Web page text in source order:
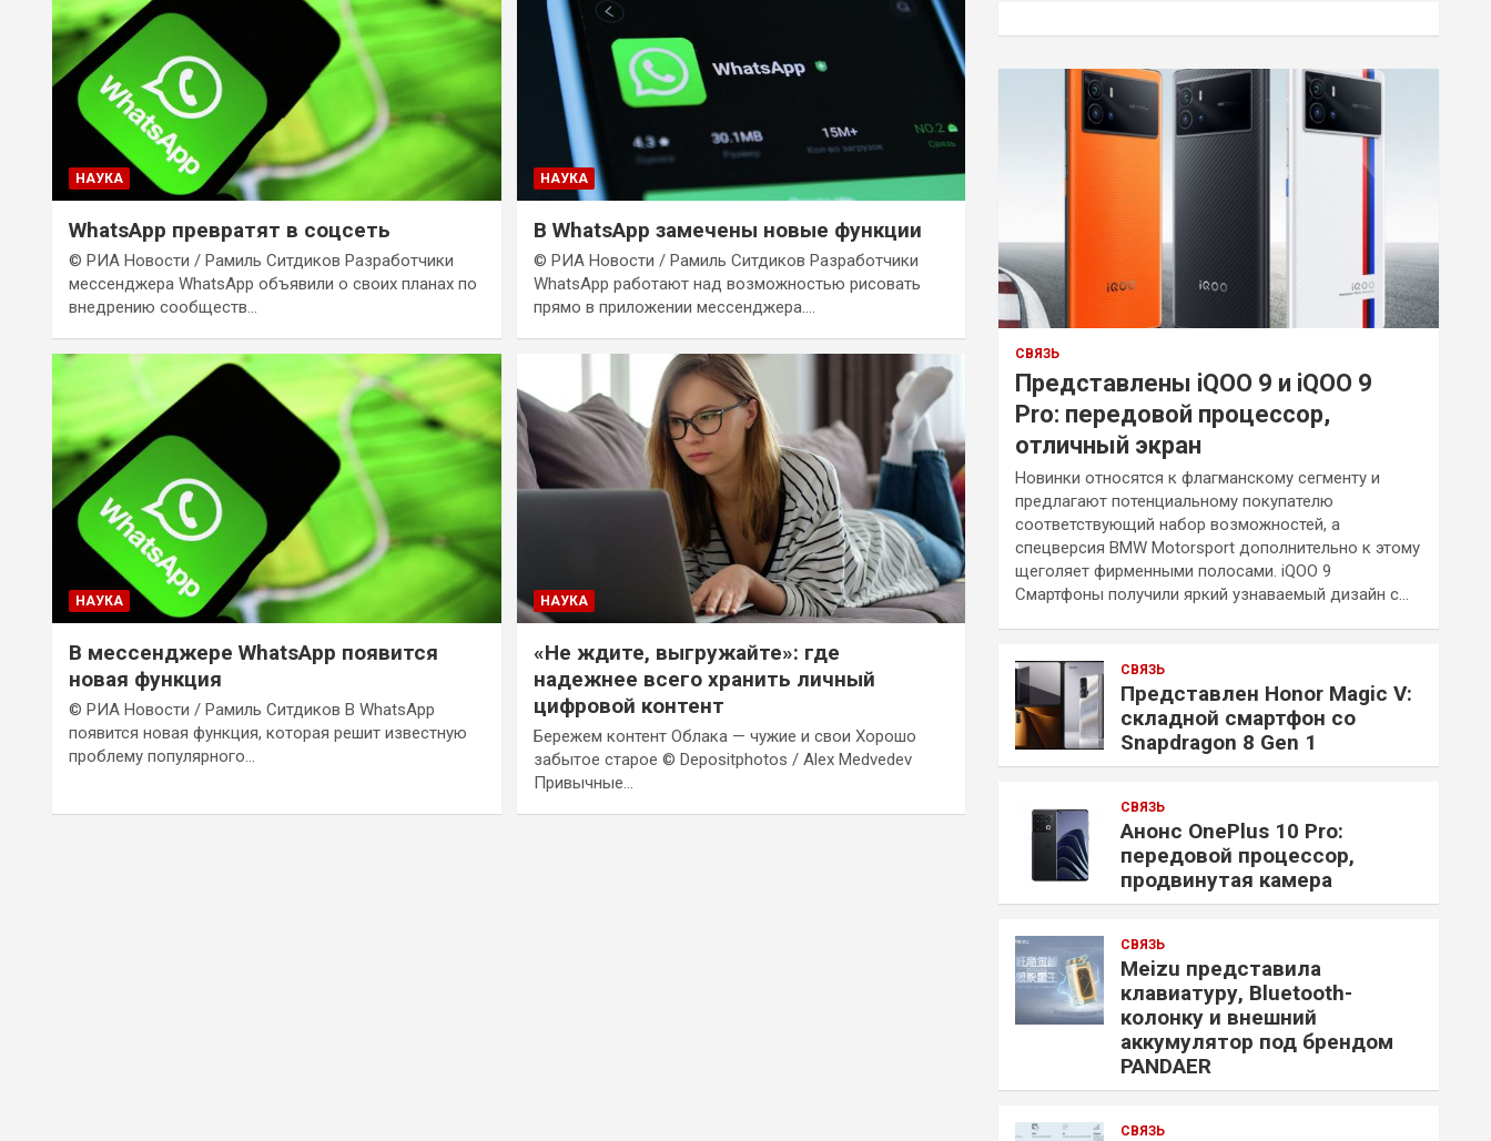
НАУКА
WhatsApp превратят в соцсеть
© РИА Новости / Рамиль Ситдиков Разработчики
мессенджера WhatsApp объявили о своих планах по
внедрению сообществ…
НАУКА
В WhatsApp замечены новые функции
© РИА Новости / Рамиль Ситдиков Разработчики
WhatsApp работают над возможностью рисовать
прямо в приложении мессенджера.…
НАУКА
В мессенджере WhatsApp появится
новая функция
© РИА Новости / Рамиль Ситдиков В WhatsApp
появится новая функция, которая решит известную
проблему популярного…
НАУКА
«Не ждите, выгружайте»: где
надежнее всего хранить личный
цифровой контент
Бережем контент Облака — чужие и свои Хорошо
забытое старое © Depositphotos / Alex Medvedev
Привычные…
СВЯЗЬ
Представлены iQOO 9 и iQOO 9
Pro: передовой процессор,
отличный экран
Новинки относятся к флагманскому сегменту и
предлагают потенциальному покупателю
соответствующий набор возможностей, а
спецверсия BMW Motorsport дополнительно к этому
щеголяет фирменными полосами. iQOO 9
Смартфоны получили яркий узнаваемый дизайн с…
СВЯЗЬ
Представлен Honor Magic V:
складной смартфон со
Snapdragon 8 Gen 1
СВЯЗЬ
Анонс OnePlus 10 Pro:
передовой процессор,
продвинутая камера
СВЯЗЬ
Meizu представила
клавиатуру, Bluetooth-
колонку и внешний
аккумулятор под брендом
PANDAER
СВЯЗЬ